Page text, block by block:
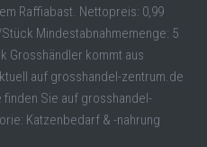
Raffiabast. Nettopreis: 0,99
Stück Mindestabnahmemenge: 5
Grosshändler kommt aus
auf grosshandel-zentrum.de
Sie auf grosshandel-
Katzenbedarf & -nahrung